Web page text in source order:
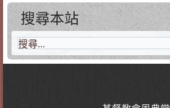
搜尋本站